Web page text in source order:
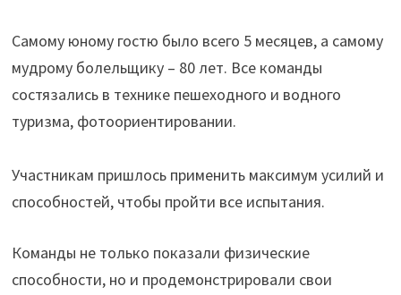
Самому юному гостю было всего 5 месяцев, а самому
мудрому болельщику – 80 лет. Все команды
состязались в технике пешеходного и водного
туризма, фотоориентировании.
Участникам пришлось применить максимум усилий и
способностей, чтобы пройти все испытания.
Команды не только показали физические
способности, но и продемонстрировали свои